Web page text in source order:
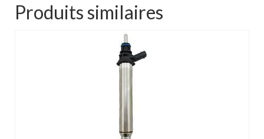
Produits similaires